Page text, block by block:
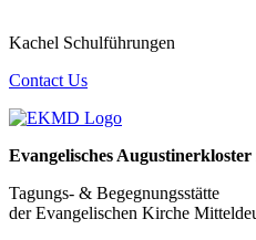
Kachel Schulführungen
Contact Us
Evangelisches
Tagungs- & Begegnungsstätte
der Evangelischen Kirche